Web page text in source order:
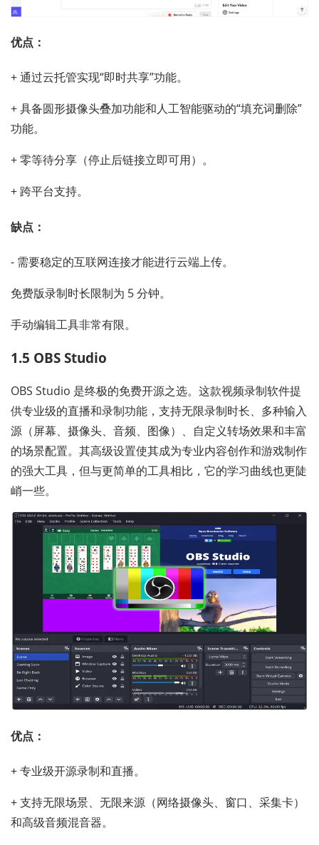
优点：
+ 通过云托管实现“即时共享”功能。
+ 具备圆形摄像头叠加功能和人工智能驱动的“填充词删除”
功能。
+ 零等待分享（停止后链接立即可用）。
+ 跨平台支持。
缺点：
- 需要稳定的互联网连接才能进行云端上传。
免费版录制时长限制为 5 分钟。
手动编辑工具非常有限。
1.5 OBS Studio
OBS Studio 是终极的免费开源之选。这款视频录制软件提
供专业级的直播和录制功能，支持无限录制时长、多种输入
源（屏幕、摄像头、音频、图像）、自定义转场效果和丰富
的场景配置。其高级设置使其成为专业内容创作和游戏制作
的强大工具，但与更简单的工具相比，它的学习曲线也更陡
峭一些。
优点：
+ 专业级开源录制和直播。
+ 支持无限场景、无限来源（网络摄像头、窗口、采集卡）
和高级音频混音器。